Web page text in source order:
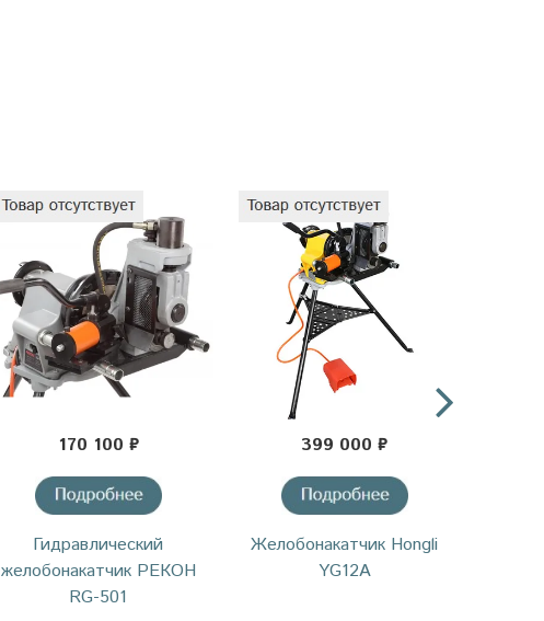
170 100 ₽
Гидравлический
желобонакатчик РЕКОН
RG-501
399 000 ₽
Желобонакатчик Hongli
YG12A